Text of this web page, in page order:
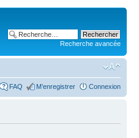
Recherche avancée
FAQ M’enregistrer Connexion